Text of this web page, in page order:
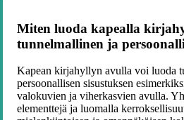
Miten luoda kapealla
tunnelmallinen ja
Kapean kirjahyllyn avulla voi luoda
persoonallisen sisustuksen
valokuvien ja viherkasvien avulla.
elementtejä ja luomalla